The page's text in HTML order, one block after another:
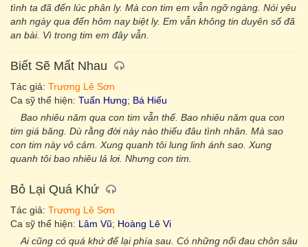
tình ta đã đến lúc phân ly. Mà con tim em vẫn ngỡ ngàng. Nói yêu
anh ngày qua đến hôm nay biệt ly. Em vẫn không tin duyên số đã
an bài. Vì trong tim em đây vẫn.
Biết Sẽ Mất Nhau
Tác giả: Trương Lê Sơn
Ca sỹ thể hiện: Tuấn Hưng; Bá Hiếu
Bao nhiêu năm qua con tim vẫn thế. Bao nhiêu năm qua con
tim giá băng. Dù rằng đời này nào thiếu đâu tình nhân. Mà sao
con tim này vô cảm. Xung quanh tôi lung linh ánh sao. Xung
quanh tôi bao nhiêu lả lơi. Nhưng con tim.
Bỏ Lại Quá Khứ
Tác giả: Trương Lê Sơn
Ca sỹ thể hiện: Lâm Vũ; Hoàng Lê Vi
Ai cũng có quá khứ để lại phía sau. Có những nổi đau chôn sâu